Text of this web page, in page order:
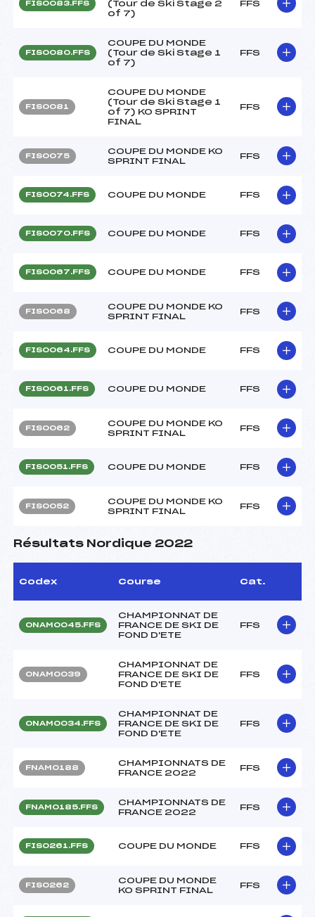
FIS0083.FFS
(Tour de Ski Stage 2
of 7)
FFS
FIS0080.FFS
COUPE DU MONDE
(Tour de Ski Stage 1
of 7)
FFS
FIS0081
COUPE DU MONDE
(Tour de Ski Stage 1
of 7) KO SPRINT
FINAL
FFS
FIS0075
COUPE DU MONDE KO
SPRINT FINAL
FFS
FIS0074.FFS COUPE DU MONDE FFS
FIS0070.FFS COUPE DU MONDE FFS
FIS0067.FFS COUPE DU MONDE FFS
FIS0068
COUPE DU MONDE KO
SPRINT FINAL
FFS
FIS0064.FFS COUPE DU MONDE FFS
FIS0061.FFS COUPE DU MONDE FFS
FIS0062
COUPE DU MONDE KO
SPRINT FINAL
FFS
FIS0051.FFS COUPE DU MONDE FFS
FIS0052
COUPE DU MONDE KO
SPRINT FINAL
FFS
Résultats Nordique 2022
Codex Course Cat.
ONAM0045.FFS
CHAMPIONNAT DE
FRANCE DE SKI DE
FOND D'ETE
FFS
ONAM0039
CHAMPIONNAT DE
FRANCE DE SKI DE
FOND D'ETE
FFS
ONAM0034.FFS
CHAMPIONNAT DE
FRANCE DE SKI DE
FOND D'ETE
FFS
FNAM0188
CHAMPIONNATS DE
FRANCE 2022
FFS
FNAM0185.FFS
CHAMPIONNATS DE
FRANCE 2022
FFS
FIS0261.FFS COUPE DU MONDE FFS
FIS0262
COUPE DU MONDE
KO SPRINT FINAL
FFS